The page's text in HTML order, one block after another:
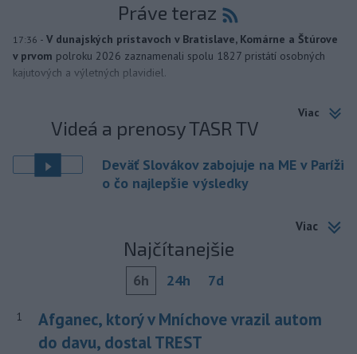
Práve teraz
17:36 - V dunajských prístavoch v Bratislave, Komárne a Štúrove
v prvom polroku 2026 zaznamenali spolu 1827 pristátí osobných
kajutových a výletných plavidiel.
Viac
Videá a prenosy TASR TV
Deväť Slovákov zabojuje na ME v Paríži
o čo najlepšie výsledky
Viac
Najčítanejšie
6h 24h 7d
1
Afganec, ktorý v Mníchove vrazil autom
do davu, dostal TREST